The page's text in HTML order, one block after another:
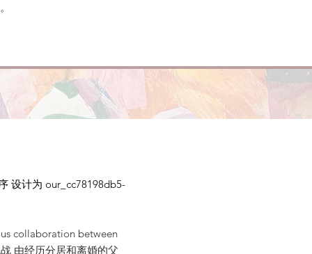
设计为 our_cc78198db5-
collaboration between
由经历分居和离婚的父